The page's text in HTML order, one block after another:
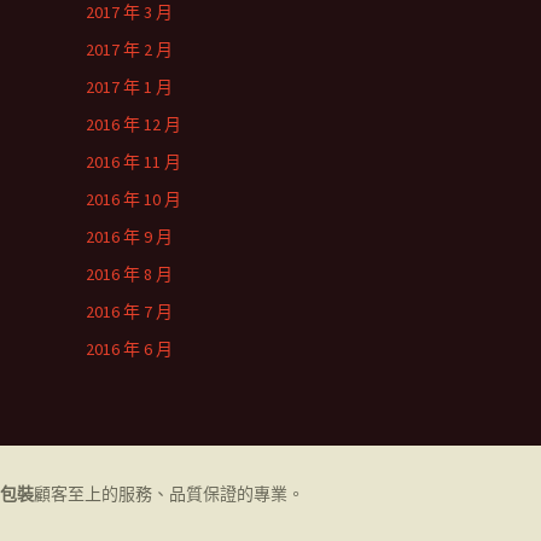
2017 年 3 月
2017 年 2 月
2017 年 1 月
2016 年 12 月
2016 年 11 月
2016 年 10 月
2016 年 9 月
2016 年 8 月
2016 年 7 月
2016 年 6 月
裝顧客至上的服務、品質保證的專業。